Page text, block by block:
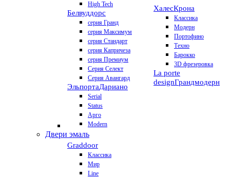
High Tech
Белвуддорс
серия Гранд
серия Максимум
серия Стандарт
серия Капричеза
серия Премиум
Серия Селект
Серия Авангард
ЭльпортаДариано
Serial
Status
Арго
Modern
ХалесКрона
Классика
Модерн
Портофино
Техно
Барокко
3D фрезеровка
La porte
designГрандмодерн
Двери эмаль
Graddoor
Классика
Мир
Line